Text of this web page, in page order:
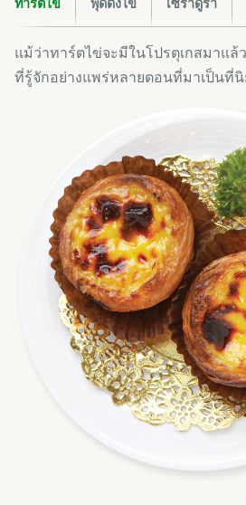
แม้ว่าทาร์ตไข่จะมีในโปรตุเกสมาแล้
ที่รู้จักอย่างแพร่หลายตอนที่มาเป็นที่นิ